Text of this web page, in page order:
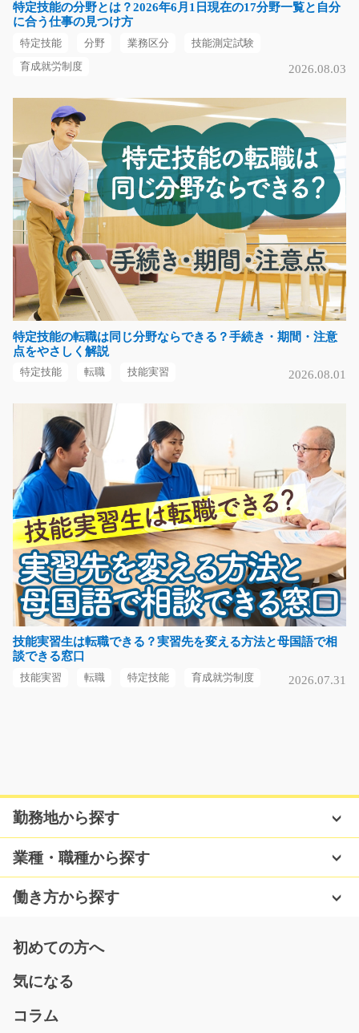
時給1200円～
愛知県犬山市
(大募集)ボトルの検品と箱詰め作業/t03_00231
スキップしないで！まずは応募を！≪大募集≫腰を据え
てしっかり働きたい方…
長期（3ヶ月以上）
時給1100円～1375円
熊本県宇土市
気になる
一般事務/y08_02051
未経験の方大歓迎！工場のオフィスでの一般事務♪ 来客
や電話対応、伝票入…
長期（3ヶ月以上）
時給1100円
福岡県飯塚市
気になる
高時給の日勤フォークリフト！/g05_00618
急募
日勤で時給1600円！！工場内でカーボン製品の出荷をお
願いします!(^^)!フ…
長期（3ヶ月以上）
青果物の仕分け作業/t03_01180
果物を扱う物流倉庫での仕分け作業です。 手のひらサイ
ズの果物から段ボー…
長期（3ヶ月以上）
熊本県熊本市西区
特定技能の分野とは？2026年6月1日現在の17分野一覧と自分
に合う仕事の見つけ方
特定技能 分野 業務区分 技能測定試験
育成就労制度 2026.08.03
特定技能の転職は同じ分野ならできる？手続き・期間・注意
点をやさしく解説
特定技能 転職 技能実習 2026.08.01
技能実習生は転職できる？実習先を変える方法と母国語で相
談できる窓口
技能実習 転職 特定技能 育成就労制度 2026.07.31
勤務地から探す
業種・職種から探す
働き方から探す
初めての方へ
気になる
コラム